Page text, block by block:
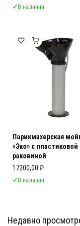
✓В наличии
Парикмахерская
«Эко» с пластиковой
раковиной
17200,00 ₽
✓В наличии
Недавно